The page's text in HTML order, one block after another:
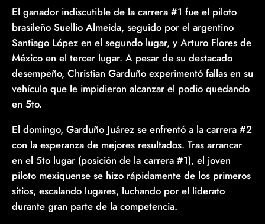
El ganador indiscutible de la carrera #1 fue el piloto
brasileño Suellio Almeida, seguido por el argentino
Santiago López en el segundo lugar, y Arturo Flores de
México en el tercer lugar. A pesar de su destacado
desempeño, Christian Garduño experimentó fallas en su
vehículo que le impidieron alcanzar el podio quedando
en 5to.
El domingo, Garduño Juárez se enfrentó a la carrera #2
con la esperanza de mejores resultados. Tras arrancar
en el 5to lugar (posición de la carrera #1), el joven
piloto mexiquense se hizo rápidamente de los primeros
sitios, escalando lugares, luchando por el liderato
durante gran parte de la competencia.